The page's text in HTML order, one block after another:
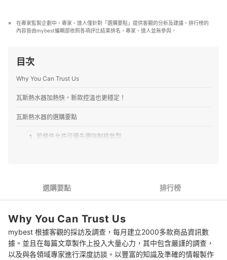
在專家監製企劃中，專家、達人僅針對「選購要點」提供客觀的分析及建議。排行榜的
內容皆由mybest編輯部依照各項評比結果排名，專家、達人並無參與。
目次
Why You Can Trust Us
瓦斯熱水器加熱快，新款控溫也更穩定！
瓦斯熱水器的選購要點
1 若條件允許可優先選強制排氣型
4 電池還是電源依照個人習慣挑選即可
5 有安全標章是基本，選大品牌才有保障
瓦斯熱水器 推薦排行榜
選購要點 排行榜
Why You Can Trust Us
mybest 根據客觀的採訪及調查，每月建立2000多款商品資訊數
據。並且在每篇文章製作上投入大量心力，其中包含嚴謹的調查，
以及與各領域專家進行深度訪談。以豐富的知識及準確的情報製作